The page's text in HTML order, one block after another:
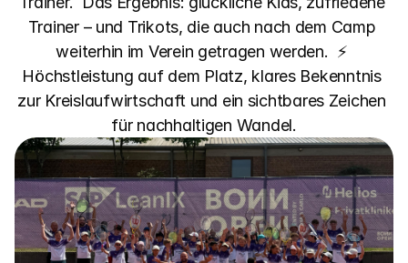
Trainer – und Trikots, die auch nach dem Camp
weiterhin im Verein getragen werden.  ⚡
Höchstleistung auf dem Platz, klares Bekenntnis
zur Kreislaufwirtschaft und ein sichtbares Zeichen
für nachhaltigen Wandel.